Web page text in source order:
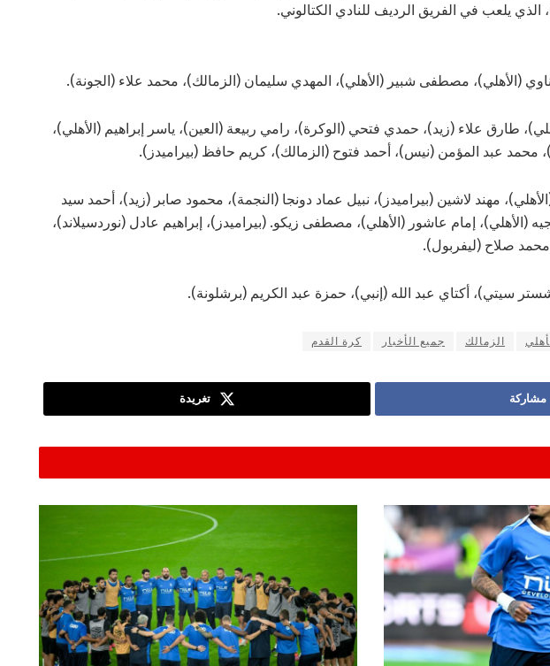
(الأهلي)، مصطفى شبير (الأهلي)، المهدي سليمان (الزمالك)، محمد علاء (الجونة).
طارق علاء (زيد)، حمدي فتحي (الوكرة)، رامي ربيعة (العين)، ياسر إبراهيم (الأهلي)،
محمد عبد المؤمن (نيس)، أحمد فتوح (الزمالك)، كريم حافظ (بيراميدز).
مهند لاشين (بيراميدز)، نبيل عماد دونجا (النجمة)، محمود صابر (زيد)، أحمد سيد
(الأهلي)، إمام عاشور (الأهلي)، مصطفى زيكو. (بيراميدز)، إبراهيم عادل (نوردسيلاند)،
صلاح (ليفربول).
سيتي)، أكتاي عبد الله (إنبي)، حمزة عبد الكريم (برشلونة).
الزمالك جميع الأخبار كرة القدم
مشاركة تغريدة